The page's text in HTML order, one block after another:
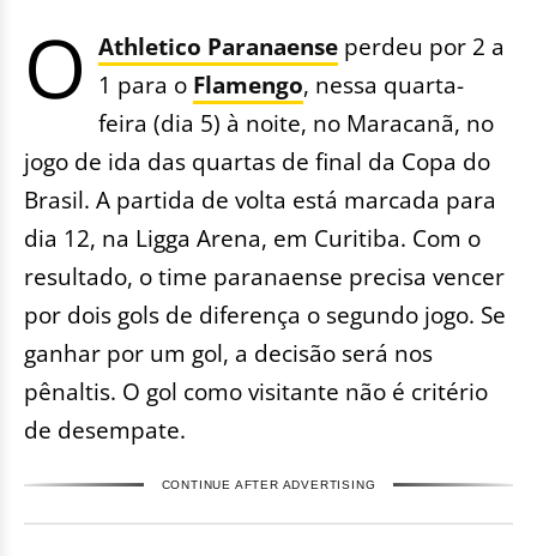
O Athletico Paranaense perdeu por 2 a
1 para o Flamengo, nessa quarta-
feira (dia 5) à noite, no Maracanã, no
jogo de ida das quartas de final da Copa do
Brasil. A partida de volta está marcada para
dia 12, na Ligga Arena, em Curitiba. Com o
resultado, o time paranaense precisa vencer
por dois gols de diferença o segundo jogo. Se
ganhar por um gol, a decisão será nos
pênaltis. O gol como visitante não é critério
de desempate.
CONTINUE AFTER ADVERTISING